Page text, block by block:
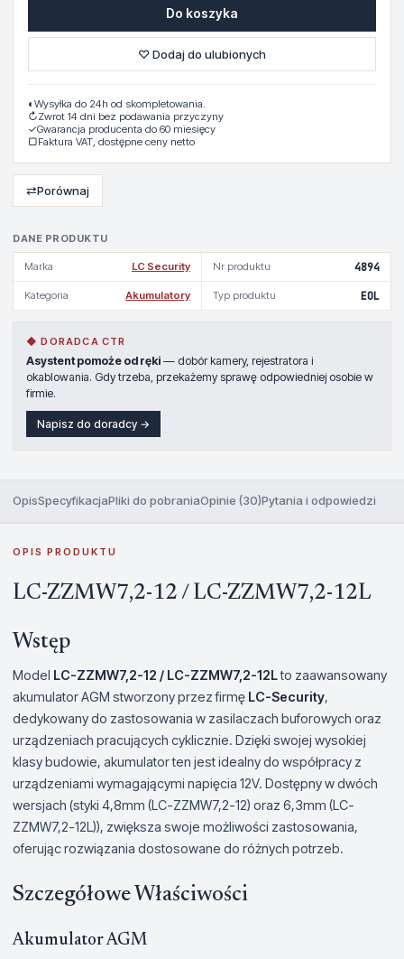
DANE PRODUKTU
Marka LC Security Nr produktu 4894
Kategoria Akumulatory Typ produktu EOL
◆ DORADCA CTR
Asystent pomoże od ręki — dobór kamery, rejestratora i
okablowania. Gdy trzeba, przekażemy sprawę odpowiedniej osobie w
firmie.
Napisz do doradcy →
Do koszyka
♡ Dodaj do ulubionych
◐ Wysyłka do 24h od skompletowania.
↻Zwrot 14 dni bez podawania przyczyny
✓Gwarancja producenta do 60 miesięcy
▢Faktura VAT, dostępne ceny netto
⇄Porównaj
OpisSpecyfikacjaPliki do pobraniaOpinie (30)Pytania i odpowiedzi
OPIS PRODUKTU
LC-ZZMW7,2-12 / LC-ZZMW7,2-12L
Wstęp
Model LC-ZZMW7,2-12 / LC-ZZMW7,2-12Lto zaawansowany
akumulator AGM stworzony przez firmę LC-Security,
dedykowany do zastosowania w zasilaczach buforowych oraz
urządzeniach pracujących cyklicznie. Dzięki swojej wysokiej
klasy budowie, akumulator ten jest idealny do współpracy z
urządzeniami wymagającymi napięcia 12V. Dostępny w dwóch
wersjach (styki 4,8mm (LC-ZZMW7,2-12) oraz 6,3mm (LC-
ZZMW7,2-12L)), zwiększa swoje możliwości zastosowania,
oferując rozwiązania dostosowane do różnych potrzeb.
Szczegółowe Właściwości
Akumulator AGM